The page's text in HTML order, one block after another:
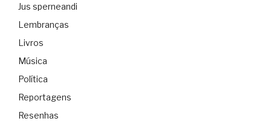
Jus sperneandi
Lembranças
Livros
Música
Política
Reportagens
Resenhas